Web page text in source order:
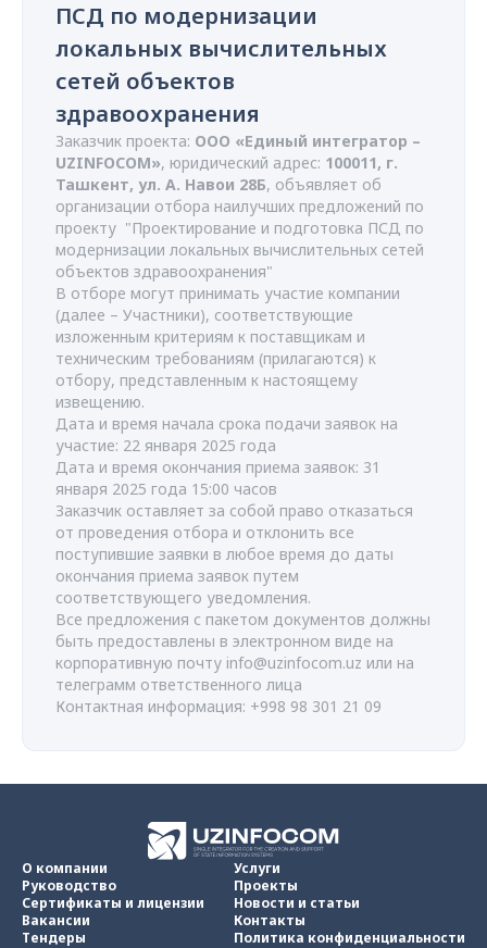
ПСД по модернизации
локальных вычислительных
сетей объектов
здравоохранения
Заказчик проекта: ООО «Единый интегратор –
UZINFOCOM», юридический адрес: 100011, г.
Ташкент, ул. А. Навои 28Б, объявляет об
организации отбора наилучших предложений по
проекту "Проектирование и подготовка ПСД по
модернизации локальных вычислительных сетей
объектов здравоохранения"
В отборе могут принимать участие компании
(далее – Участники), соответствующие
изложенным критериям к поставщикам и
техническим требованиям (прилагаются) к
отбору, представленным к настоящему
извещению.
Дата и время начала срока подачи заявок на
участие: 22 января 2025 года
Дата и время окончания приема заявок: 31
января 2025 года 15:00 часов
Заказчик оставляет за собой право отказаться
от проведения отбора и отклонить все
поступившие заявки в любое время до даты
окончания приема заявок путем
соответствующего уведомления.
Все предложения с пакетом документов должны
быть предоставлены в электронном виде на
корпоративную почту info@uzinfocom.uz или на
телеграмм ответственного лица
Контактная информация: +998 98 301 21 09
О компании
Руководство
Сертификаты и лицензии
Вакансии
Тендеры
Услуги
Проекты
Новости и статьи
Контакты
Политика конфиденциальности